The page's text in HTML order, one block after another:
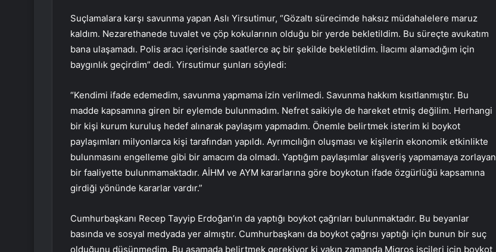
Suçlamalara karşı savunma yapan Aslı Yirsutimur, “Gözaltı sürecimde haksız müdahalelere maruz
kaldım. Nezarethanede tuvalet ve çöp kokularının olduğu bir yerde bekletildim. Bu süreçte avukatım
bana ulaşamadı. Polis aracı içerisinde saatlerce aç bir şekilde bekletildim. İlacımı alamadığım için
baygınlık geçirdim” dedi. Yirsutimur şunları söyledi:
“Kendimi ifade edemedim, savunma yapmama izin verilmedi. Savunma hakkım kısıtlanmıştır. Bu
madde kapsamına giren bir eylemde bulunmadım. Nefret saikiyle de hareket etmiş değilim. Herhangi
bir kişi kurum kuruluş hedef alınarak paylaşım yapmadım. Önemle belirtmek isterim ki boykot
paylaşımları milyonlarca kişi tarafından yapıldı. Ayrımcılığın oluşması ve kişilerin ekonomik etkinlikte
bulunmasını engelleme gibi bir amacım da olmadı. Yaptığım paylaşımlar alışveriş yapmamaya zorlayan
bir faaliyette bulunmamaktadır. AİHM ve AYM kararlarına göre boykotun ifade özgürlüğü kapsamına
girdiği yönünde kararlar vardır.”
Cumhurbaşkanı Recep Tayyip Erdoğan’ın da yaptığı boykot çağrıları bulunmaktadır. Bu beyanlar
basında ve sosyal medyada yer almıştır. Cumhurbaşkanı da boykot çağrısı yaptığı için bunun bir suç
olduğunu düşünmedim. Bu aşamada belirtmek gerekiyor ki yakın zamanda Migros işçileri için boykot